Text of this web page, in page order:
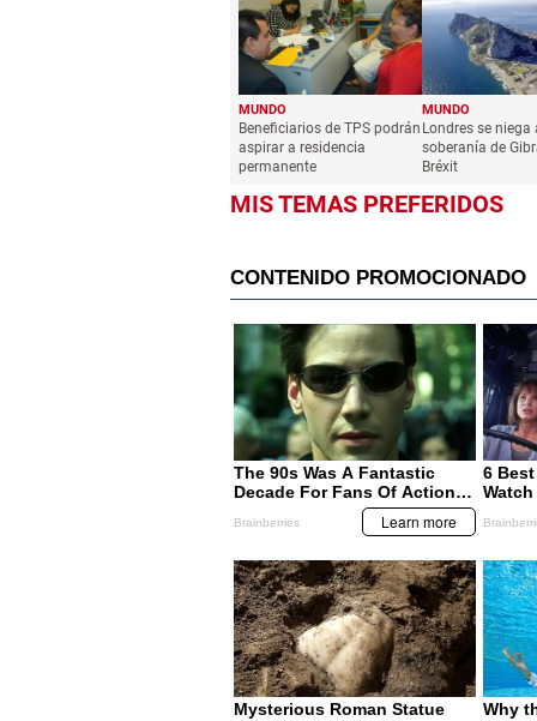
MUNDO
Beneficiarios de TPS podrán
aspirar a residencia
permanente
MUNDO
Londres se niega
soberanía de
Bréxit
MIS TEMAS PREFERIDOS